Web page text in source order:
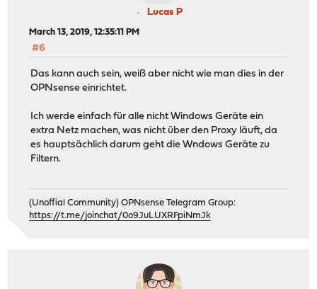
Lucas P
March 13, 2019, 12:35:11 PM
#6
Das kann auch sein, weiß aber nicht wie man dies in der
OPNsense einrichtet.
Ich werde einfach für alle nicht Windows Geräte ein
extra Netz machen, was nicht über den Proxy läuft, da
es hauptsächlich darum geht die Wndows Geräte zu
Filtern.
(Unoffial Community) OPNsense Telegram Group:
https://t.me/joinchat/0o9JuLUXRFpiNmJk